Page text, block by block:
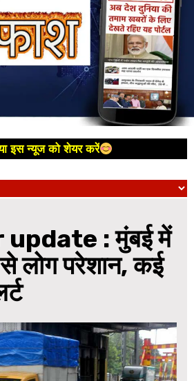
इस न्यूज को शेयर करें
: मुंबई में
से लोग परेशान, कई